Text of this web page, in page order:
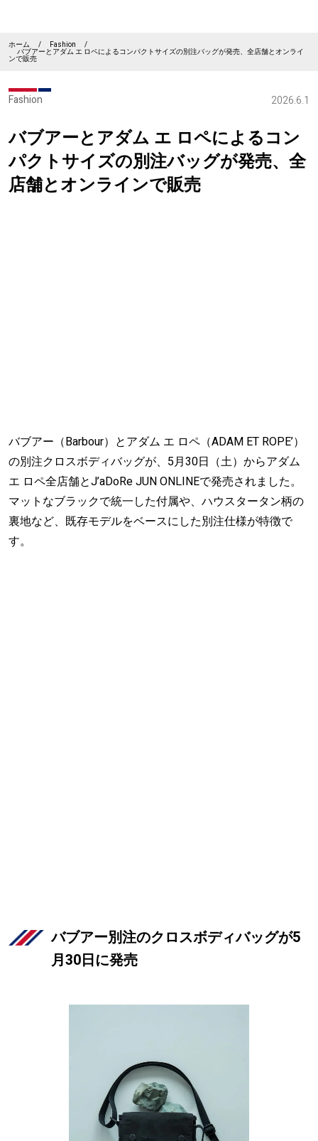
ホーム / Fashion /
バブアーとアダム エ ロペによるコンパクトサイズの別注バッグが発売、全店舗とオンライ
ンで販売
Fashion 2026.6.1
バブアーとアダム エ ロペによるコン
パクトサイズの別注バッグが発売、全
店舗とオンラインで販売
バブアー（Barbour）とアダム エ ロペ（ADAM ET ROPE’）
の別注クロスボディバッグが、5月30日（土）からアダム
エ ロペ全店舗とJ’aDoRe JUN ONLINEで発売されました。
マットなブラックで統一した付属や、ハウスタータン柄の
裏地など、既存モデルをベースにした別注仕様が特徴で
す。
バブアー別注のクロスボディバッグが5
月30日に発売